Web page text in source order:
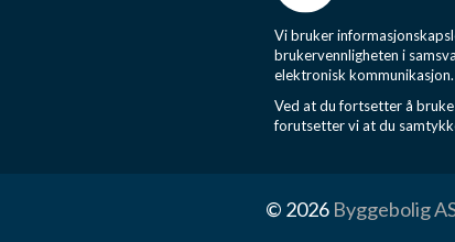
Vi bruker
brukervennligheten i
elektronisk kommunikasjon.
Ved at du fortsetter å bruke
forutsetter vi at du
© 2026 Byggebolig